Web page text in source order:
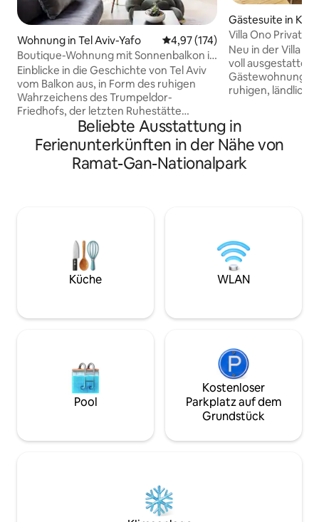
Wohnung in Tel Aviv-Yafo Durchschnittliche Bewertung:
4,97 (174)
Boutique-Wohnung mit Sonnenbalkon in
der Hovevei-Zion-Straße
Einblicke in die Geschichte von Tel Aviv
vom Balkon aus, in Form des ruhigen
Wahrzeichens des Trumpeldor-
Friedhofs, der letzten Ruhestätte
einiger bekannter Israelis. Auch der Blick
auf den Garten ist groß, und es gibt viele
Kunstobjekte von einheimischen
Künstlern und Designern. Das Hotel liegt
deiner Buchung eine Mehrwertsteuer in
Höhe von 17 % hinzugefügt wird, wenn
dies nach israelischem Recht
erforderlich ist (israelische Staatsbürger
Frisch renoviert und makellos von
wunderschöne Farben, reichlich
natürliches Licht und die
Aufmerksamkeit auf jedes Detail
machen es zu einem traumhaften
möchtest! -2 Schlafzimmer (#1: Queen-
Arbeitsplatz -Smart TV, schnelles Wifi -
Zentrale Heizung/Klimaanlage in jedem
Raum gesteuert -Waschmaschine/
Gästesuite in
Villa Ono Private
Einheit
Neu in der Villa
voll
Gästewohnung
ruhigen,
über ein
einen
Badezimmer und
Unterkunft
ruhigen
und verfügbare
befinden sich
Haus. Lehne dich
dich in dieser
Beliebte Ausstattung in
Ferienunterkünften in der Nähe von
Ramat-Gan-Nationalpark
Küche WLAN
Pool
Kostenloser
Parkplatz auf dem
Grundstück